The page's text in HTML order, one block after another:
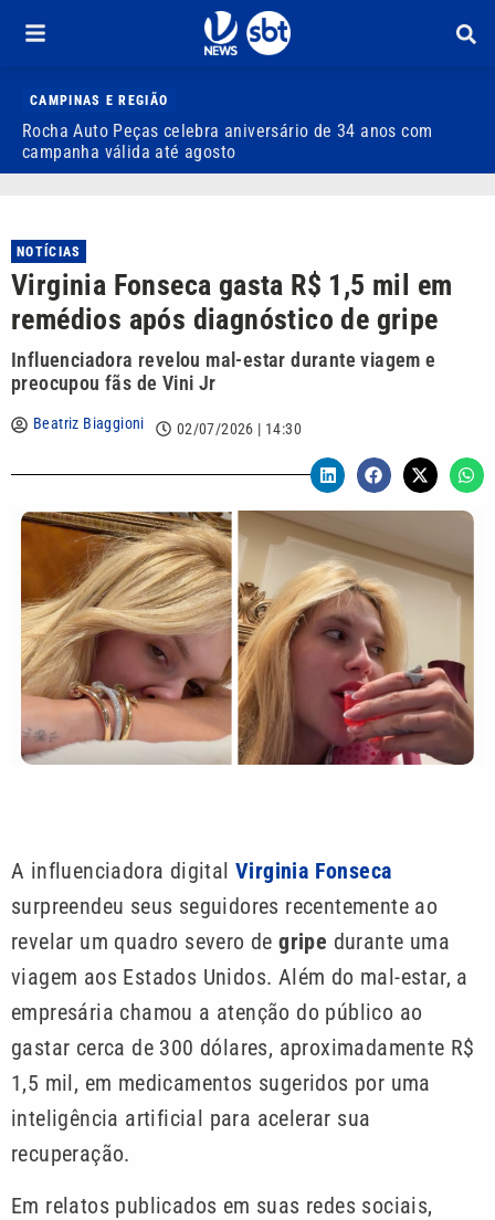
CAMPINAS E REGIÃO
Rocha Auto Peças celebra aniversário de 34 anos com
campanha válida até agosto
NOTÍCIAS
Virginia Fonseca gasta R$ 1,5 mil em
remédios após diagnóstico de gripe
Influenciadora revelou mal-estar durante viagem e
preocupou fãs de Vini Jr
Beatriz Biaggioni 02/07/2026 | 14:30
A influenciadora digital Virginia Fonseca
surpreendeu seus seguidores recentemente ao
revelar um quadro severo degripe durante uma
viagem aos Estados Unidos. Além do mal-estar, a
empresária chamou a atenção do público ao
gastar cerca de 300 dólares, aproximadamente R$
1,5 mil, em medicamentos sugeridos por uma
inteligência artificial para acelerar sua
recuperação.
Em relatos publicados em suas redes sociais,